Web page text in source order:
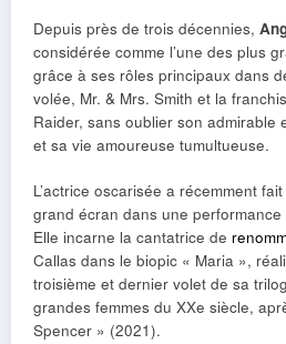
Depuis près de trois décennies,
considérée comme l’une des plus
grâce à ses rôles principaux dans
volée, Mr. & Mrs. Smith et la
Raider, sans oublier son admirable
et sa vie amoureuse tumultueuse.
L’actrice oscarisée a récemment
grand écran dans une
Elle incarne la cantatrice de
Callas dans le biopic « Maria »,
troisième et dernier volet de sa
grandes femmes du XXe siècle,
Spencer » (2021).